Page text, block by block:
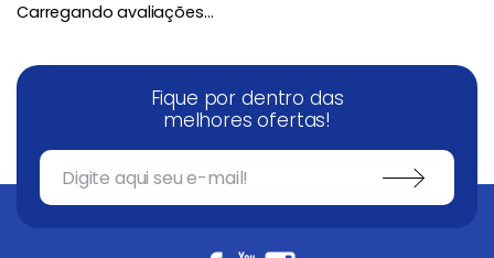
Carregando avaliações…
Fique por dentro das
melhores ofertas!